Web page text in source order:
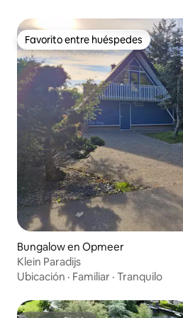
Favorito entre huéspedes
Favorito entre huéspedes
Bungalow en Opmeer
Klein Paradijs
Ubicación · Familiar · Tranquilo